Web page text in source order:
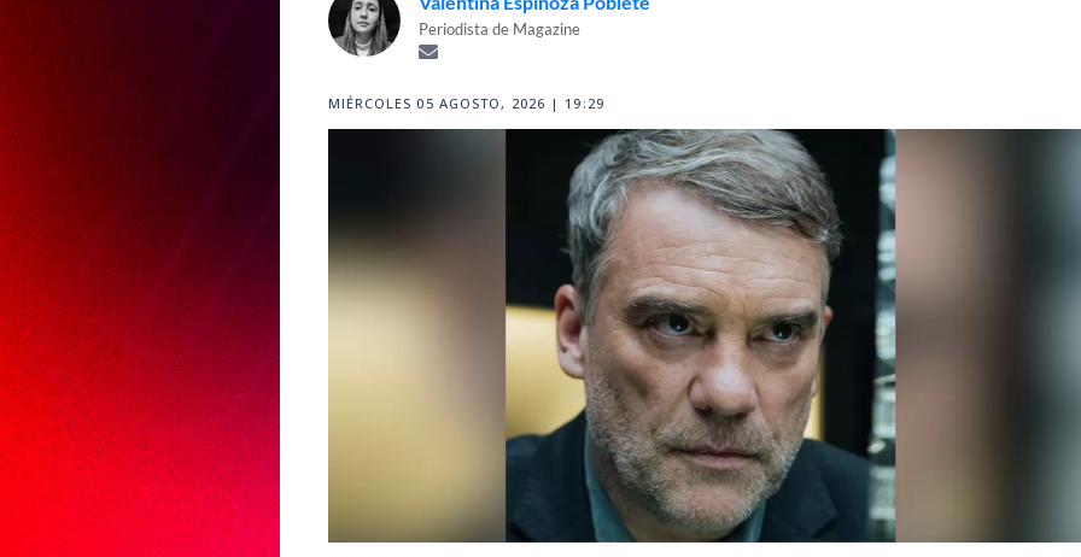
Periodista de Magazine
MIÉRCOLES 05 AGOSTO, 2026 | 19:29